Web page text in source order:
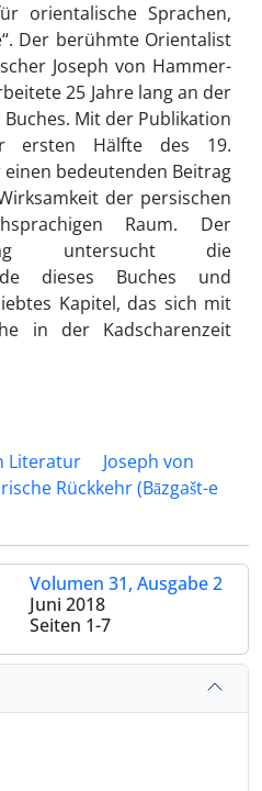
orientalische Sprachen,
Der berühmte Orientalist
Joseph von Hammer-
25 Jahre lang an der
Mit der Publikation
ersten Hälfte des 19.
bedeutenden Beitrag
der persischen
Raum. Der
untersucht die
dieses Buches und
Kapitel, das sich mit
in der Kadscharenzeit
Literatur
Joseph von
Rückkehr (Bāzgašt-e
Volumen 31, Ausgabe 2
Juni 2018
Seiten 1-7